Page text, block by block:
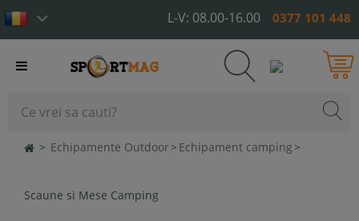
L-V: 08.00-16.00 0377 101 448
Toggle
> Echipamente Outdoor> Echipament camping >
Scaune si Mese Camping